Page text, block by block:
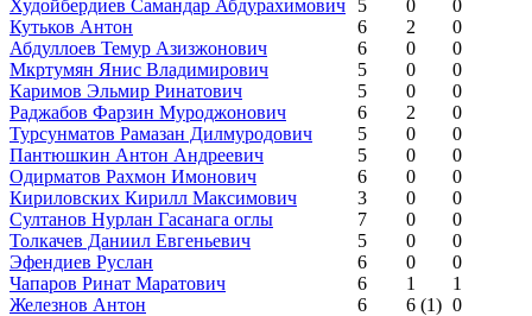
Худойбердиев Самандар Абдурахимович
5 0
0
Кутьков Антон
6 2
0
Абдуллоев Темур Азизжонович
6 0
0
Мкртумян Янис Владимирович
5 0
0
Каримов Эльмир Ринатович
5 0
0
Раджабов Фарзин Муроджонович
6 2
0
Турсунматов Рамазан Дилмуродович
5 0
0
Пантюшкин Антон Андреевич
5 0
0
Одирматов Рахмон Имонович
6 0
0
Кириловских Кирилл Максимович
3 0
0
Султанов Нурлан Гасанага оглы
7 0
0
Толкачев Даниил Евгеньевич
5 0
0
Эфендиев Руслан
6 0
0
Чапаров Ринат Маратович
6 1
1
Железнов Антон
6 6 (1) 0